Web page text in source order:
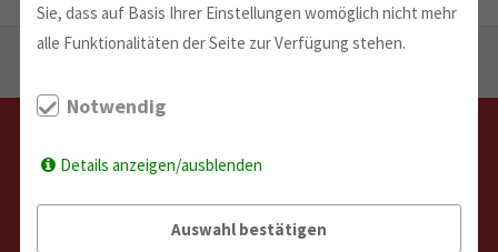
Sie sind hier:Start→Geförderte Projekte→2016→
Sie, dass auf Basis Ihrer Einstellungen womöglich nicht mehr
alle Funktionalitäten der Seite zur Verfügung stehen.
Notwendig
Details anzeigen/ausblenden
Auswahl bestätigen